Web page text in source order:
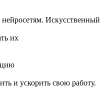
Искусственный
их
и ускорить свою работу.